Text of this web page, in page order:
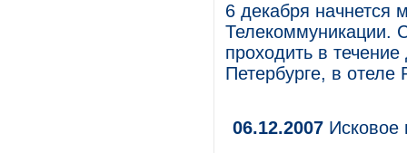
6 декабря
Телекоммуникации.
проходить в
Петербурге, в
06.12.2007 Исковое